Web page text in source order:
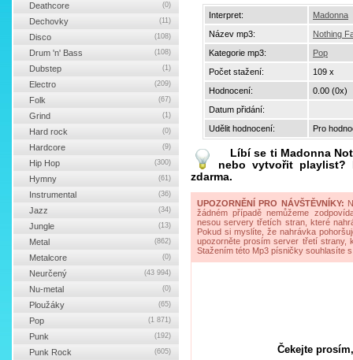
Interpret:
Madonna
Název mp3:
Nothing
Kategorie mp3:
Pop
Počet stažení:
109 x
Hodnocení:
0.00 (0x)
Datum přidání:
Udělit hodnocení:
Pro
Líbí se ti Madonna
nebo vytvořit playlist?
zdarma.
UPOZORNĚNÍ PRO NÁVŠTĚVNÍKY:
žádném případě nemůžeme
nesou servery třetích stran, které
Pokud si myslíte, že nahrávka
upozorněte prosím server třetí strany,
Stažením této Mp3 písničky souhlasíte
Čekejte
Deathcore (0)
Dechovky (11)
Disco (108)
Drum 'n' Bass (108)
Dubstep (1)
Electro (209)
Folk (67)
Grind (1)
Hard rock (0)
Hardcore (9)
Hip Hop (300)
Hymny (61)
Instrumental (36)
Jazz (34)
Jungle (13)
Metal (862)
Metalcore (0)
Neurčený (43 994)
Nu-metal (0)
Ploužáky (65)
Pop (1 871)
Punk (192)
Punk Rock (605)